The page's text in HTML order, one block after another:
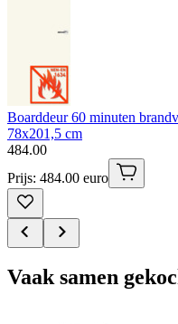
Boarddeur 60 minuten
78x201,5 cm
484.00
Prijs: 484.00 euro
Vaak samen